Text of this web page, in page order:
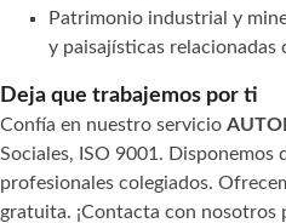
Patrimonio industrial y
y paisajísticas
Deja que trabajemos por ti
Confía en nuestro servicio
Sociales, ISO 9001. Disponemos
profesionales colegiados.
gratuita. ¡Contacta con